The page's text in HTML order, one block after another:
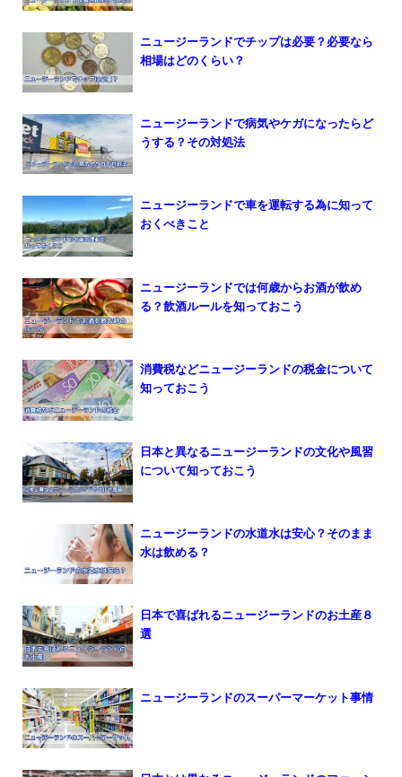
ニュージーランドでチップは必要？必要なら
相場はどのくらい？
ニュージーランドで病気やケガになったらど
うする？その対処法
ニュージーランドで車を運転する為に知って
おくべきこと
ニュージーランドでは何歳からお酒が飲め
る？飲酒ルールを知っておこう
消費税などニュージーランドの税金について
知っておこう
日本と異なるニュージーランドの文化や風習
について知っておこう
ニュージーランドの水道水は安心？そのまま
水は飲める？
日本で喜ばれるニュージーランドのお土産８
選
ニュージーランドのスーパーマーケット事情